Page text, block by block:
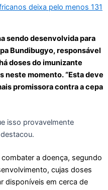
deixa pelo menos 131
sendo desenvolvida para
Bundibugyo, responsável
doses do imunizante
neste momento. “Esta deve
promissora contra a cepa
isso provavelmente
a doença, segundo
cujas doses
disponíveis em cerca de